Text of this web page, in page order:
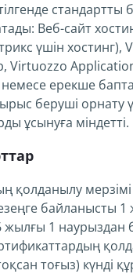
стандартты
Веб-сайт
үшін хостинг),
Virtuozzo
ерекше
беруші орнату
ұсынуға міндетті.
қолданылу
байланысты
жылғы 1 наурыздан
тоғыз) күнді